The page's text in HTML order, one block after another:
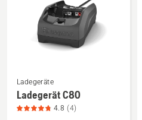
Mehr
Details
zu
Ladegeräte
Ladegerät C80
4.8 (4)